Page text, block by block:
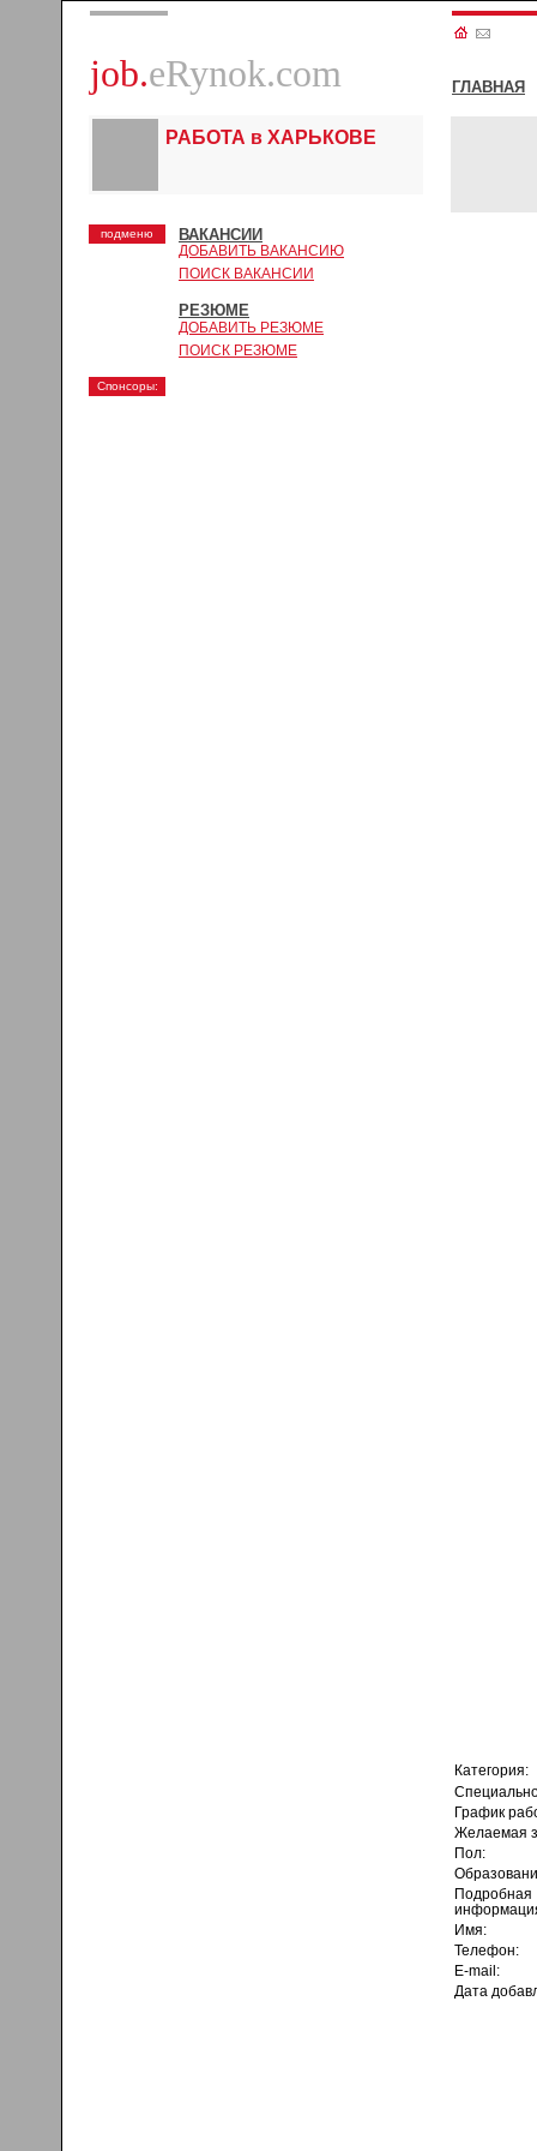
job.eRynok.com ГЛАВНАЯ
РАБОТА в ХАРЬКОВЕ
подменю ВАКАНСИИ
ДОБАВИТЬ ВАКАНСИЮ
ПОИСК ВАКАНСИИ
РЕЗЮМЕ
ДОБАВИТЬ РЕЗЮМЕ
ПОИСК РЕЗЮМЕ
Спонсоры:
Категория:
График
Желаемая
Пол:
Подробная
Имя:
Телефон:
E-mail:
Дата